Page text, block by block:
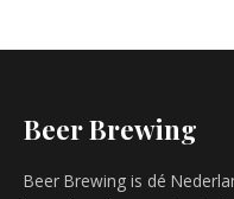
Beer Brewing
Beer Brewing is dé